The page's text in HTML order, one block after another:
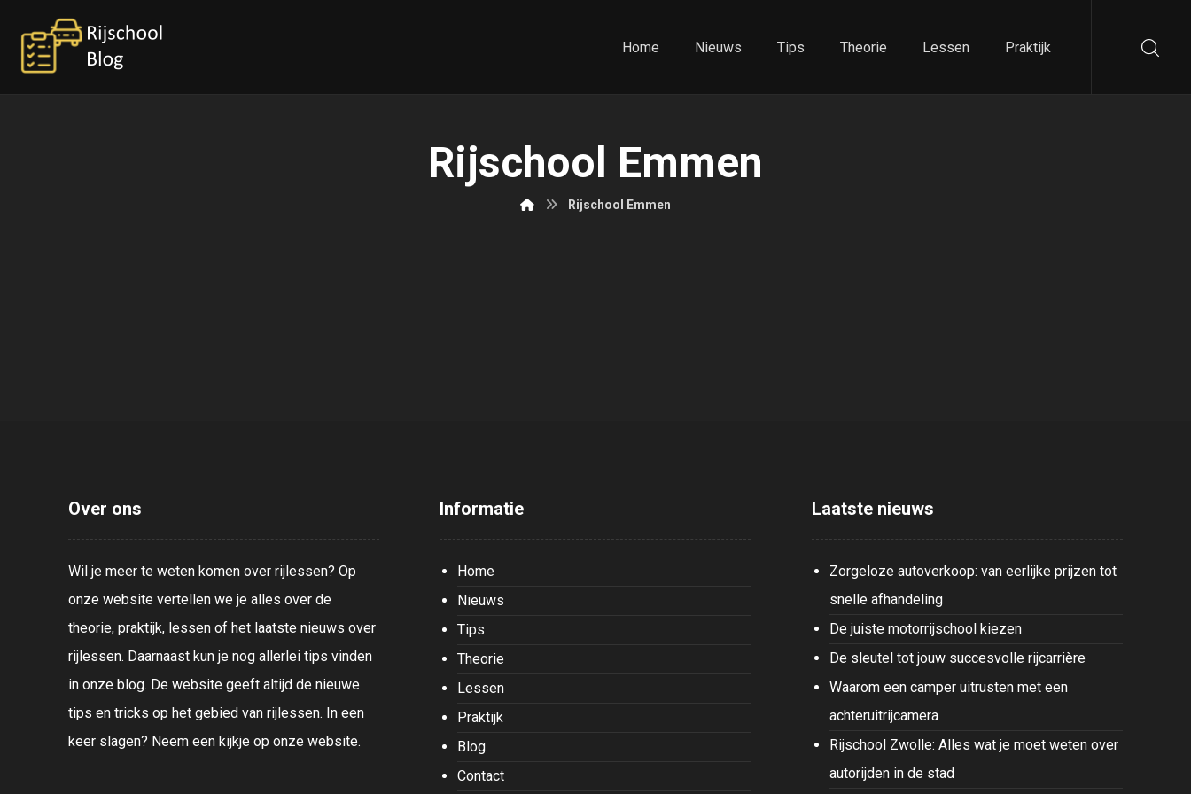
Home Nieuws Tips Theorie Lessen Praktijk
Rijschool Emmen
Rijschool Emmen
Over ons
Wil je meer te weten komen over rijlessen? Op
onze website vertellen we je alles over de
theorie, praktijk, lessen of het laatste nieuws over
rijlessen. Daarnaast kun je nog allerlei tips vinden
in onze blog. De website geeft altijd de nieuwe
tips en tricks op het gebied van rijlessen. In een
keer slagen? Neem een kijkje op onze website.
Informatie
Home
Nieuws
Tips
Theorie
Lessen
Praktijk
Blog
Contact
Laatste nieuws
Zorgeloze autoverkoop: van eerlijke prijzen tot
snelle afhandeling
De juiste motorrijschool kiezen
De sleutel tot jouw succesvolle rijcarrière
Waarom een camper uitrusten met een
achteruitrijcamera
Rijschool Zwolle: Alles wat je moet weten over
autorijden in de stad